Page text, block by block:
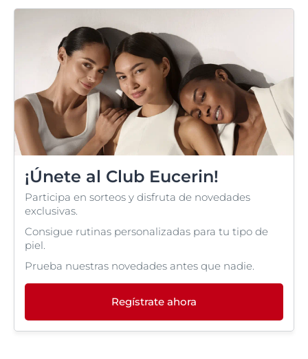
¡Únete al Club Eucerin!
Participa en sorteos y disfruta de novedades
exclusivas.
Consigue rutinas personalizadas para tu tipo de
piel.
Prueba nuestras novedades antes que nadie.
Regístrate ahora